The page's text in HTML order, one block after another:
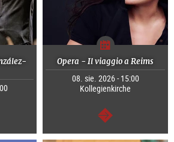
Opera - Il viaggio a Reims
08. sie. 2026 - 15:00
Kollegienkirche
dalej